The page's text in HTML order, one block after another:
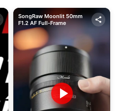
SongRaw Moonlit 50mm
F1.2 AF Full-Frame